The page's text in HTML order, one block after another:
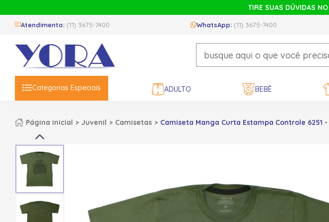
TIRE SUAS DÚVIDAS
Atendimento: (11) 3675-7400 WhatsApp: (11) 3675-7400
Categorias Especiais ADULTO BEBÊ
Página inicial Juvenil Camisetas Camiseta Manga Curta Estampa Controle 6251